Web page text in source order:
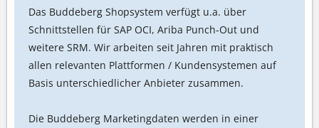
Das Buddeberg Shopsystem verfügt u.a. über
Schnittstellen für SAP OCI, Ariba Punch-Out und
weitere SRM. Wir arbeiten seit Jahren mit praktisch
allen relevanten Plattformen / Kundensystemen auf
Basis unterschiedlicher Anbieter zusammen.
Die Buddeberg Marketingdaten werden in einer